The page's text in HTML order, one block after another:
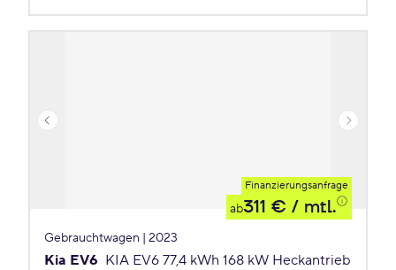
Finanzierungsanfrage
ab311 € / mtl.
Gebrauchtwagen | 2023
Kia EV6 KIA EV6 77,4 kWh 168 kW Heckantrieb